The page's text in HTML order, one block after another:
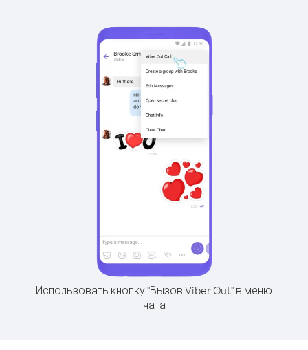
Использовать кнопку "Вызов Viber Out" в меню
чата